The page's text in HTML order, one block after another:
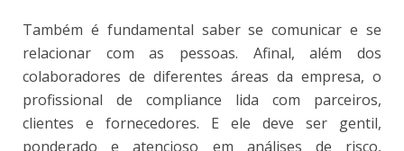
Também é fundamental saber se comunicar e se
relacionar com as pessoas. Afinal, além dos
colaboradores de diferentes áreas da empresa, o
profissional de compliance lida com parceiros,
clientes e fornecedores. E ele deve ser gentil,
ponderado e atencioso em análises de risco,